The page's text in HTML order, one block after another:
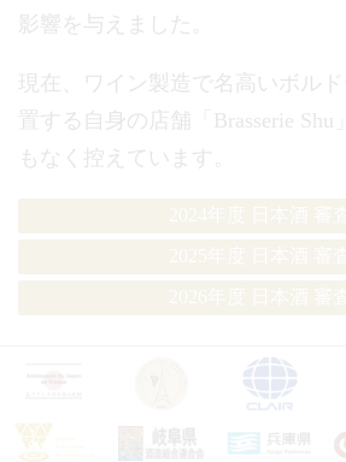
影響を与えました。
現在、ワイン製造で名高いボル
置する自身の店舗「Brasserie Shu
もなく控えています。